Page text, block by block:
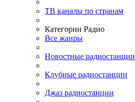
ТВ каналы по странам
Категории Радио
Все жанры
Новостные радиостанции
Клубные радиостанции
Джаз радиостанции